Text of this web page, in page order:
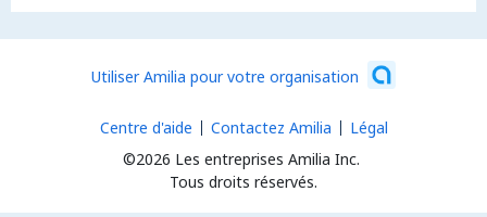
Utiliser Amilia pour votre organisation
©2026 Les entreprises Amilia Inc.
Tous droits réservés.
Centre d'aide Contactez Amilia Légal